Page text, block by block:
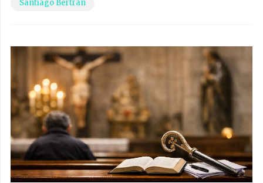
Santiago Bertrán